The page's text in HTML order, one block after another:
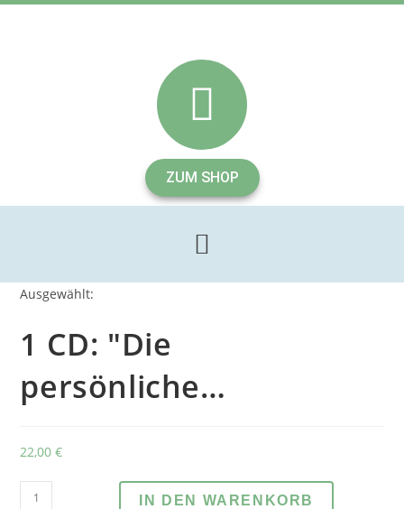
ZUM SHOP
Ausgewählt:
1 CD: "Die
persönliche…
22,00€
IN DEN WARENKORB